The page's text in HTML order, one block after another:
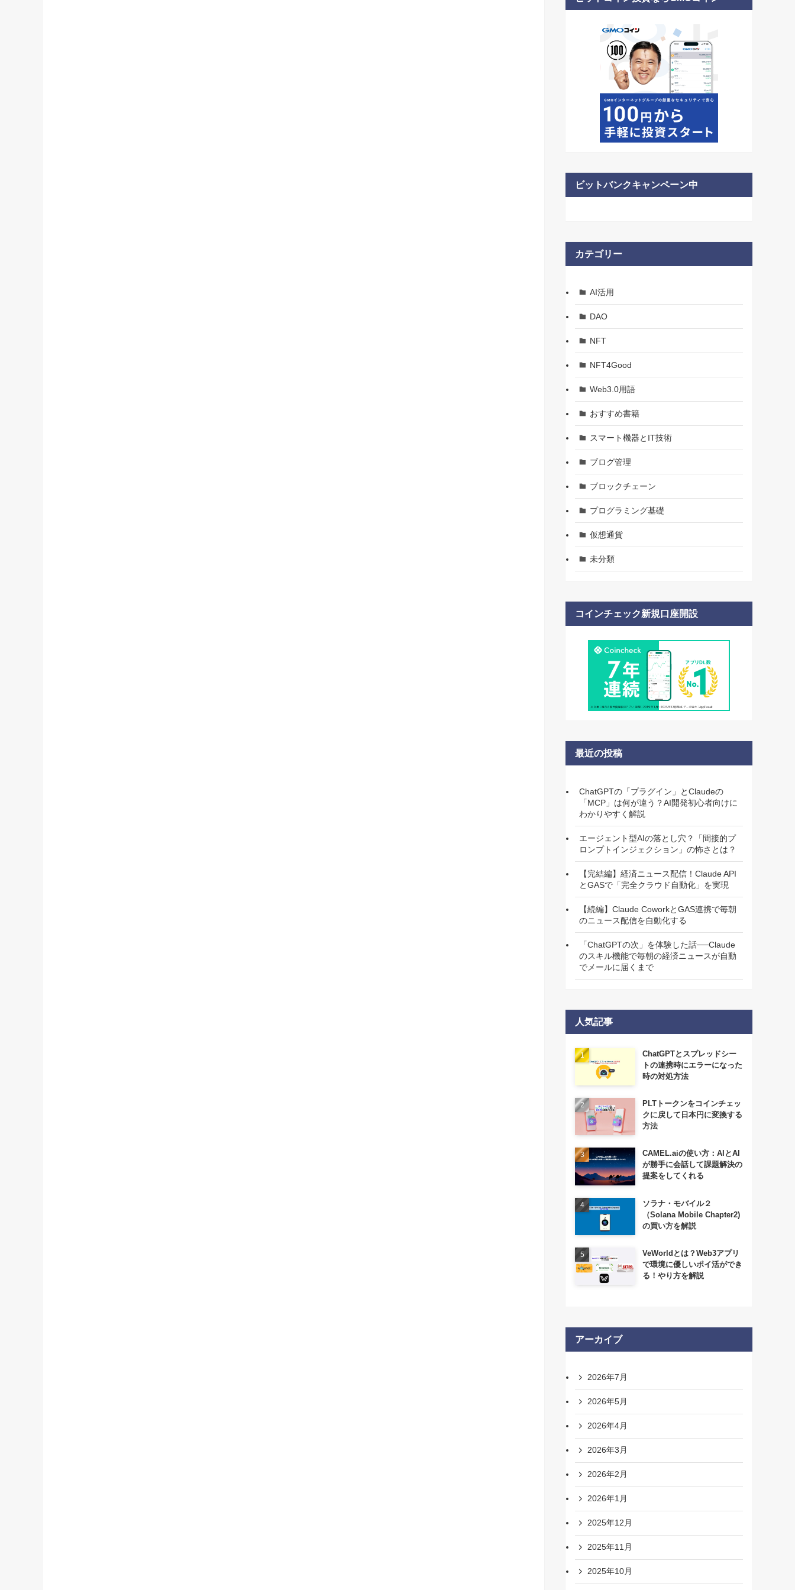
ビットバンクキャンペーン中
カテゴリー
AI活用
DAO
NFT
NFT4Good
Web3.0用語
おすすめ書籍
スマート機器とIT技術
ブログ管理
ブロックチェーン
プログラミング基礎
仮想通貨
未分類
コインチェック新規口座開設
最近の投稿
ChatGPTの「プラグイン」とClaudeの
「MCP」は何が違う？AI開発初心者向けに
わかりやすく解説
エージェント型AIの落とし穴？「間接的プ
ロンプトインジェクション」の怖さとは？
【完結編】経済ニュース配信！Claude API
とGASで「完全クラウド自動化」を実現
【続編】Claude CoworkとGAS連携で毎朝
のニュース配信を自動化する
「ChatGPTの次」を体験した話──Claude
のスキル機能で毎朝の経済ニュースが自動
でメールに届くまで
人気記事
ChatGPTとスプレッドシー
トの連携時にエラーになった
時の対処方法
PLTトークンをコインチェッ
クに戻して日本円に変換する
方法
CAMEL.aiの使い方：AIとAI
が勝手に会話して課題解決の
提案をしてくれる
ソラナ・モバイル２
（Solana Mobile Chapter2)
の買い方を解説
VeWorldとは？Web3アプリ
で環境に優しいポイ活ができ
る！やり方を解説
アーカイブ
2026年7月
2026年5月
2026年4月
2026年3月
2026年2月
2026年1月
2025年12月
2025年11月
2025年10月